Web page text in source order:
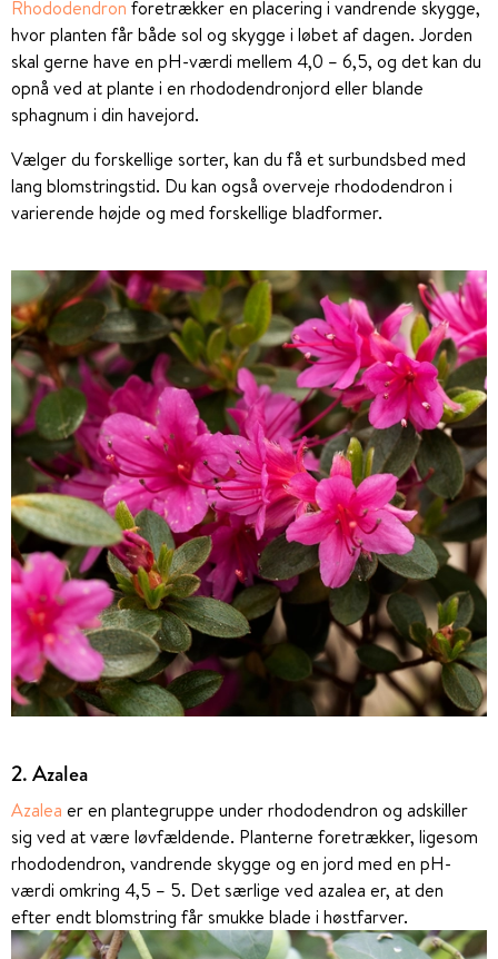
Rhododendron foretrækker en placering i vandrende skygge,
hvor planten får både sol og skygge i løbet af dagen. Jorden
skal gerne have en pH-værdi mellem 4,0 – 6,5, og det kan du
opnå ved at plante i en rhododendronjord eller blande
sphagnum i din havejord.
Vælger du forskellige sorter, kan du få et surbundsbed med
lang blomstringstid. Du kan også overveje rhododendron i
varierende højde og med forskellige bladformer.
2. Azalea
Azalea er en plantegruppe under rhododendron og adskiller
sig ved at være løvfældende. Planterne foretrækker, ligesom
rhododendron, vandrende skygge og en jord med en pH-
værdi omkring 4,5 – 5. Det særlige ved azalea er, at den
efter endt blomstring får smukke blade i høstfarver.